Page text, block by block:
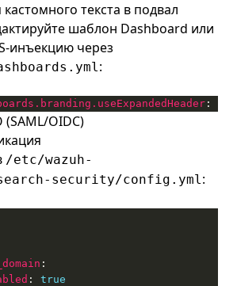
текста в подвал
шаблон Dashboard или
инъекцию через
:
:
(SAML/OIDC)
/etc/wazuh-
security/config.yml:
: true